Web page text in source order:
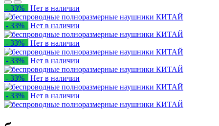
- 33% Нет в наличии
- 33% Нет в наличии
- 33% Нет в наличии
- 33% Нет в наличии
- 33% Нет в наличии
- 33% Нет в наличии